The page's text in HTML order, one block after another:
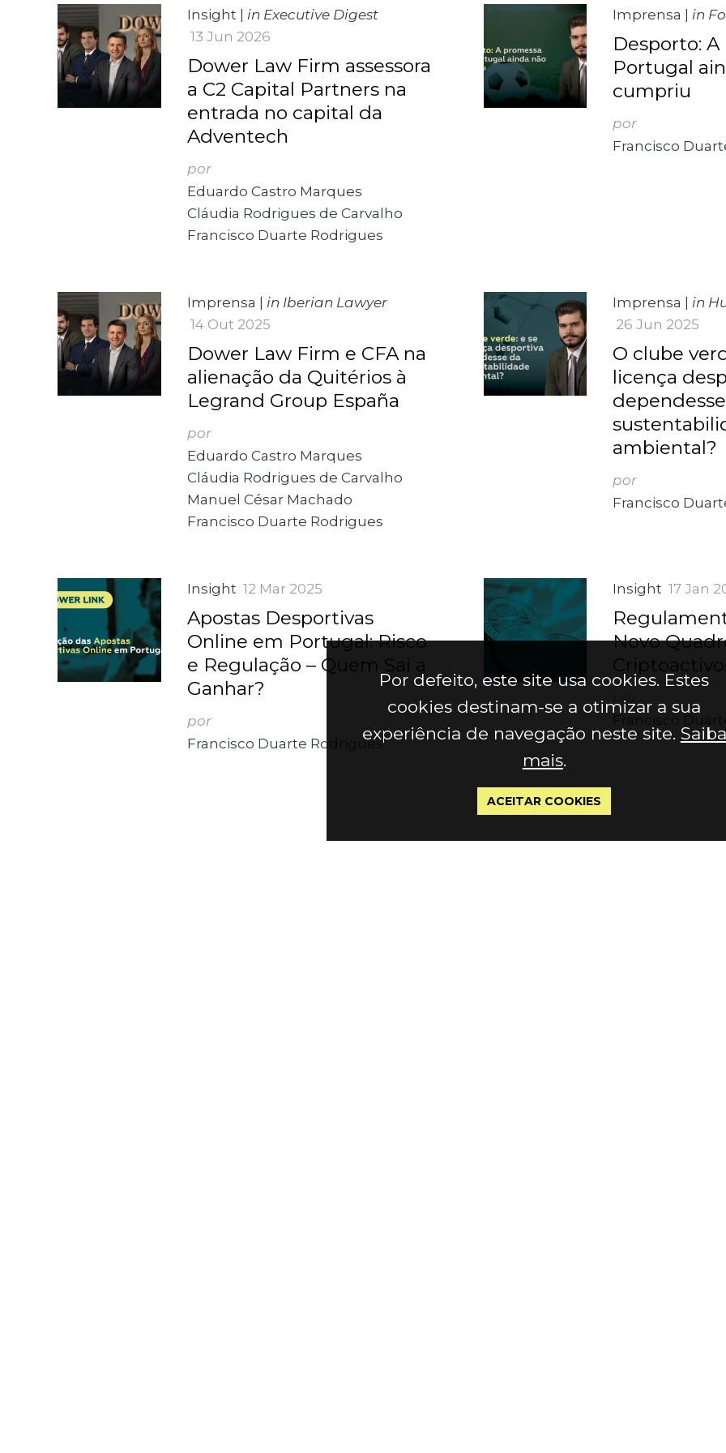
Insight
in Executive Digest
13 Jun 2026
Dower Law Firm assessora
a C2 Capital Partners na
entrada no capital da
Adventech
por
Eduardo Castro Marques
Cláudia Rodrigues de Carvalho
Francisco Duarte Rodrigues
Imprensa in
Desporto:
Portugal
cumpriu
por
Francisco
Imprensa
in Iberian Lawyer
14 Out 2025
Dower Law Firm e CFA na
alienação da Quitérios à
Legrand Group España
por
Eduardo Castro Marques
Cláudia Rodrigues de Carvalho
Manuel César Machado
Francisco Duarte Rodrigues
Imprensa
in
26 Jun 2025
O clube
licença
ambiental?
por
Francisco
Insight 12 Mar 2025
Apostas Desportivas
Online em Portugal: Risco
e Regulação – Quem Sai a
Ganhar?
por
Francisco Duarte Rodrigues
Insight 17 Jan
Novo
por
Francisco
Por defeito, este site usa cookies. Estes
cookies destinam-se a otimizar a sua
experiência de navegação neste site. Saiba
mais.
ACEITAR COOKIES